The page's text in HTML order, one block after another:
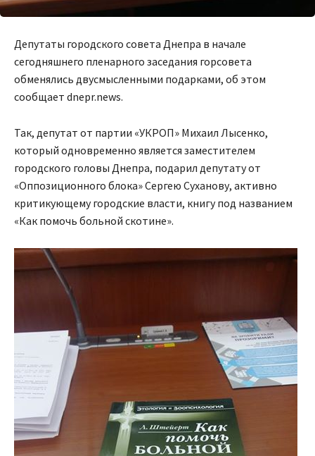
Депутаты городского совета Днепра в начале
сегодняшнего пленарного заседания горсовета
обменялись двусмысленными подарками, об этом
сообщает dnepr.news.
Так, депутат от партии «УКРОП» Михаил Лысенко,
который одновременно является заместителем
городского головы Днепра, подарил депутату от
«Оппозиционного блока» Сергею Суханову, активно
критикующему городские власти, книгу под названием
«Как помочь больной скотине».